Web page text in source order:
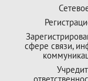
сфере связи,